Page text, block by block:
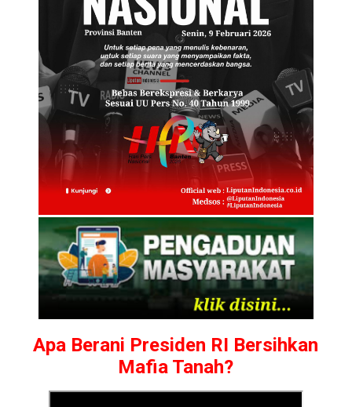
Apa Berani Presiden RI Bersihkan
Mafia Tanah?